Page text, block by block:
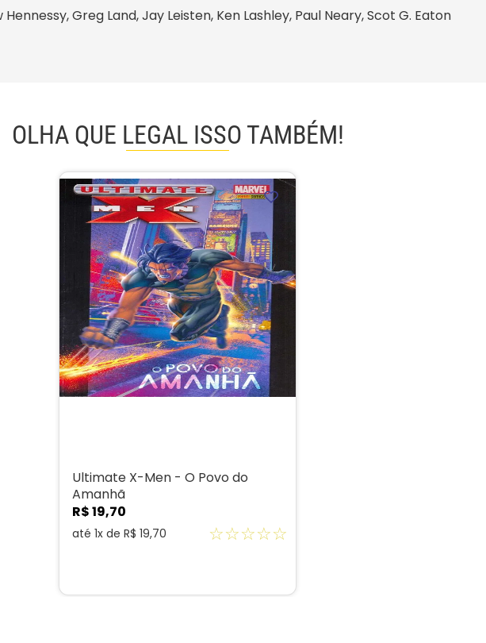
Greg Land, Jay Leisten, Ken Lashley, Paul Neary, Scot G. Eaton
OLHA QUE LEGAL ISSO TAMBÉM!
Ultimate X-Men - O Povo do
Amanhã
R$19,70
até 1x de R$ 19,70 ☆☆☆☆☆